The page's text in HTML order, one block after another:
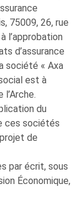
75009, 26, rue
l’approbation
d’assurance
société « Axa
est à
du
ces sociétés
de
par écrit, sous
Économique,